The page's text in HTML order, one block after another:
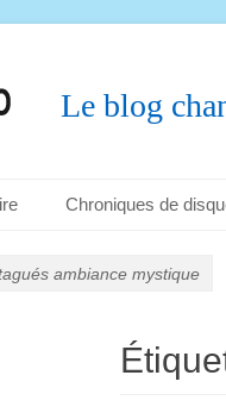
Le blog
Chroniques de
ambiance mystique